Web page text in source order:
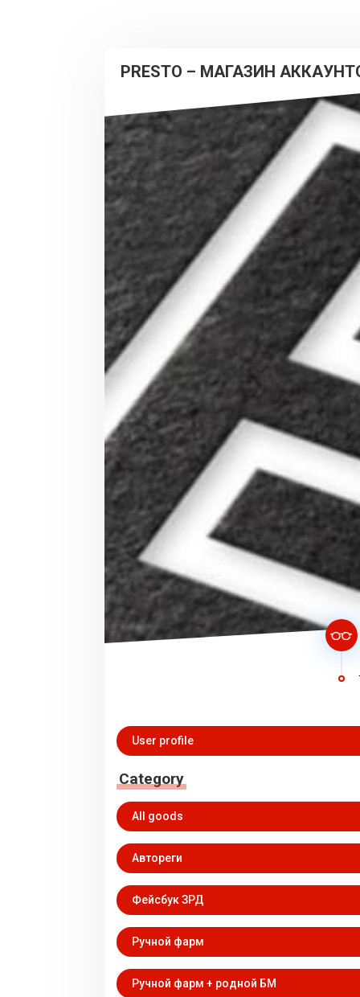
PRESTO – МАГАЗИН
User profile
Category
All goods
Автореги
Фейсбук ЗРД
Ручной фарм
Ручной фарм + родной БМ